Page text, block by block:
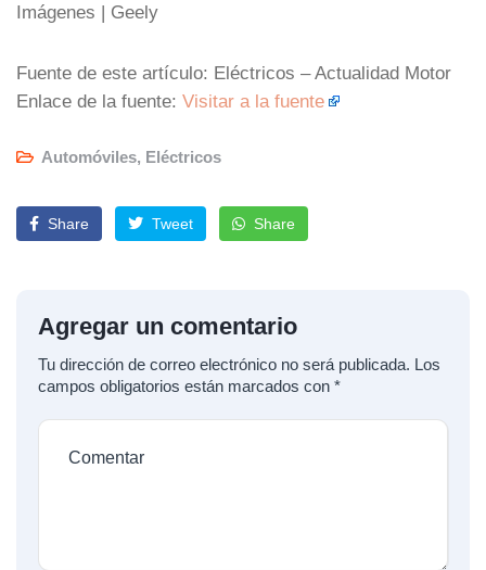
Imágenes | Geely
Fuente de este artículo: Eléctricos – Actualidad Motor
Enlace de la fuente: Visitar a la fuente
Automóviles, Eléctricos
Share Tweet Share
Agregar un comentario
Tu dirección de correo electrónico no será publicada. Los
campos obligatorios están marcados con *